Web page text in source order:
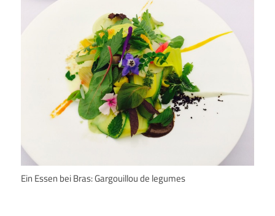
Ein Essen bei Bras: Gargouillou de legumes